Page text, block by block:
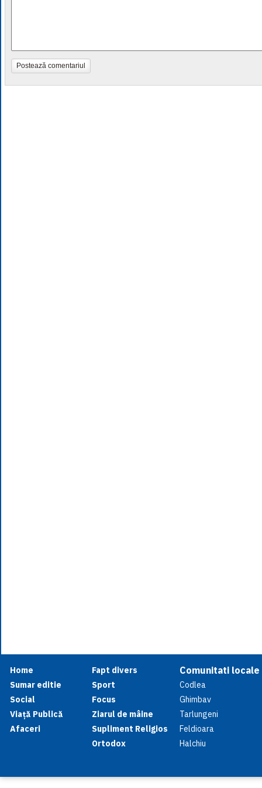
Postează comentariul
Home
Sumar editie
Social
Viață Publică
Afaceri
Fapt divers
Sport
Focus
Ziarul de mâine
Supliment Religios
Ortodox
Comunitati locale
Codlea
Ghimbav
Tarlungeni
Feldioara
Halchiu